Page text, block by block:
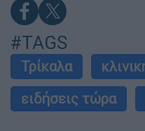
#TAGS
Τρίκαλα
ειδήσεις τώρα